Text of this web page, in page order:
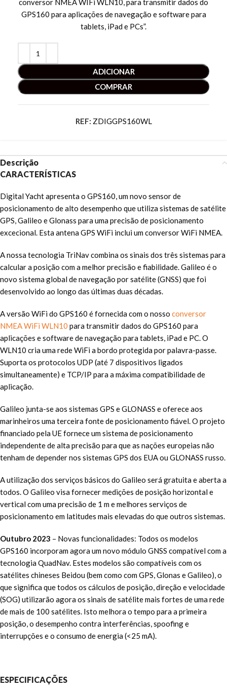
conversor NMEA WIFi WLN10, para transmitir dados do
GPS160 para aplicações de navegação e software para
tablets, iPad e PCs”.
ADICIONAR
COMPRAR
REF: ZDIGGPS160WL
Descrição
CARACTERÍSTICAS
Digital Yacht apresenta o GPS160, um novo sensor de
posicionamento de alto desempenho que utiliza sistemas de satélite
GPS, Galileo e Glonass para uma precisão de posicionamento
excecional. Esta antena GPS WiFi inclui um conversor WiFi NMEA.
A nossa tecnologia TriNav combina os sinais dos três sistemas para
calcular a posição com a melhor precisão e fiabilidade. Galileo é o
novo sistema global de navegação por satélite (GNSS) que foi
desenvolvido ao longo das últimas duas décadas.
A versão WiFi do GPS160 é fornecida com o nosso conversor
NMEA WiFi WLN10 para transmitir dados do GPS160 para
aplicações e software de navegação para tablets, iPad e PC. O
WLN10 cria uma rede WiFi a bordo protegida por palavra-passe.
Suporta os protocolos UDP (até 7 dispositivos ligados
simultaneamente) e TCP/IP para a máxima compatibilidade de
aplicação.
Galileo junta-se aos sistemas GPS e GLONASS e oferece aos
marinheiros uma terceira fonte de posicionamento fiável. O projeto
financiado pela UE fornece um sistema de posicionamento
independente de alta precisão para que as nações europeias não
tenham de depender nos sistemas GPS dos EUA ou GLONASS russo.
A utilização dos serviços básicos do Galileo será gratuita e aberta a
todos. O Galileo visa fornecer medições de posição horizontal e
vertical com uma precisão de 1 m e melhores serviços de
posicionamento em latitudes mais elevadas do que outros sistemas.
Outubro 2023 – Novas funcionalidades: Todos os modelos
GPS160 incorporam agora um novo módulo GNSS compatível com a
tecnologia QuadNav. Estes modelos são compatíveis com os
satélites chineses Beidou (bem como com GPS, Glonas e Galileo), o
que significa que todos os cálculos de posição, direção e velocidade
(SOG) utilizarão agora os sinais de satélite mais fortes de uma rede
de mais de 100 satélites. Isto melhora o tempo para a primeira
posição, o desempenho contra interferências, spoofing e
interrupções e o consumo de energia (<25 mA).
ESPECIFICAÇÕES